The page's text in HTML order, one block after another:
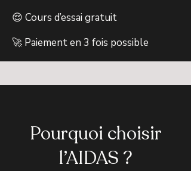
😌 Cours d’essai gratuit
🚀 Paiement en 3 fois possible
Pourquoi choisir
l’AIDAS ?